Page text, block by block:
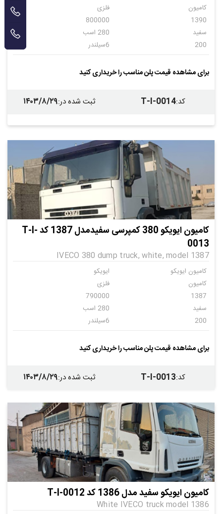
کامیون
فلزی
1390
800000
سفید
280 اسب
200
6سیلندر
کمپرسی
ایویکو
برای مشاهده قیمت پلن مناسب را خریداری کنید
کد:
T-I-0014 ثبت شده در:۱۴۰۳/۸/۲۹
کامیون ایویکو 380 کمپرسی سفیدمدل 1387 کد T-I-
0013
IVECO 380 dump truck, white, model 1387
کامیون ایویکو
ایویکو
کامیون
فلزی
1387
790000
سفید
280 اسب
200
6سیلندر
کمپرسی
ایویکو
برای مشاهده قیمت پلن مناسب را خریداری کنید
کد:
T-I-0013 ثبت شده در:۱۴۰۳/۸/۲۹
کامیون ایویکو سفید مدل 1386 کد T-I-0012
White IVECO truck model 1386